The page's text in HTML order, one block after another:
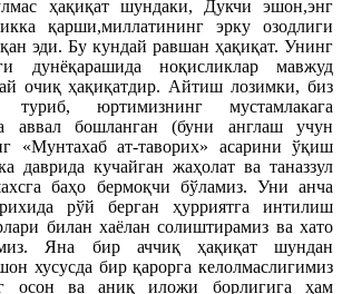
ҳақиқат шундаки, Дукчи эшон,энг
қарши,миллатининг эрку озодлиги
эди. Бу кундай равшан ҳақиқат. Унинг
дунёқарашида ноқисликлар мавжуд
очиқ ҳақиқатдир. Айтиш лозимки, биз
юртимизнинг мустамлакага
аввал бошланган (буни англаш учун
«Мунтахаб ат-таворих» асарини ўқиш
даврида кучайган жаҳолат ва таназзул
баҳо бермоқчи бўламиз. Уни анча
рўй берган ҳурриятга интилиш
билан хаёлан солиштирамиз ва хато
Яна бир аччиқ ҳақиқат шундан
хусусда бир қарорга келолмаслигимиз
осон ва аниқ иложи борлигига ҳам